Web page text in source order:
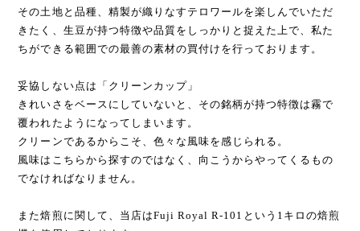
その土地と品種、精製が織りなすテロワールを楽しんでいただ
きたく、生豆が持つ特徴や品質をしっかりと捉えた上で、私た
ちができる範囲での最善の素材の買付けを行っております。
妥協しない点は「クリーンカップ」
きれいさをベースにしていないと、その銘柄が持つ特徴は霧で
覆われたようになってしまいます。
クリーンであるからこそ、色々な風味を感じられる。
風味はこちらから探すのではなく、向こうからやってくるもの
でなければなりません。
また焙煎に関して、当店はFuji Royal R-101という1キロの焙煎